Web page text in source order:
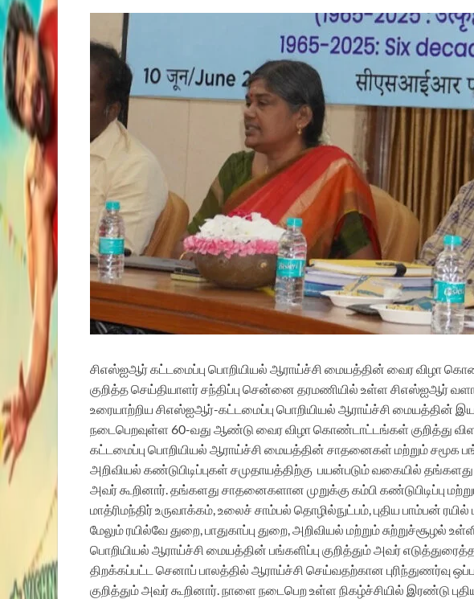
சிஎஸ்ஐஆர் கட்டமைப்பு பொறியியல் ஆராய்ச்சி மையத்தின் வைர விழா
குறித்த செய்தியாளர் சந்திப்பு சென்னை தரமணியில் உள்ள சிஎஸ்ஐஆர்
உரையாற்றிய சிஎஸ்ஐஆர்-கட்டமைப்பு பொறியியல் ஆராய்ச்சி மையத்தின்
நடைபெறவுள்ள 60-வது ஆண்டு வைர விழா கொண்டாட்டங்கள் குறித்து
கட்டமைப்பு பொறியியல் ஆராய்ச்சி மையத்தின் சாதனைகள் மற்றும் சமூக
அறிவியல் கண்டுபிடிப்புகள் சமுதாயத்திற்கு பயன்படும் வகையில்
அவர் கூறினார். தங்களது சாதனைகளான முறுக்கு கம்பி கண்டுபிடிப்பு
மாத்ரிமந்திர் உருவாக்கம், உலைச் சாம்பல் தொழில்நுட்பம், புதிய பாம்பன்
மேலும் ரயில்வே துறை, பாதுகாப்பு துறை, அறிவியல் மற்றும் சுற்றுச்சூழல்
பொறியியல் ஆராய்ச்சி மையத்தின் பங்களிப்பு குறித்தும் அவர்
திறக்கப்பட்ட செனாப் பாலத்தில் ஆராய்ச்சி செய்வதற்கான புரிந்துணர்வு
குறித்தும் அவர் கூறினார். நாளை நடைபெற உள்ள நிகழ்ச்சியில் இரண்டு